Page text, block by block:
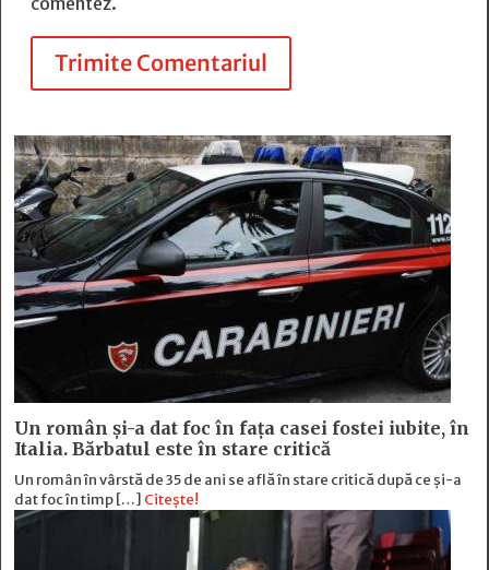
Trimite Comentariul
Un român și-a dat foc în fața casei fostei iubite, în
Italia. Bărbatul este în stare critică
Un român în vârstă de 35 de ani se află în stare critică după ce și-a
dat foc în timp […] Citește!